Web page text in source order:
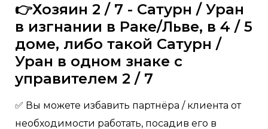
👉Хозяин 2 / 7 - Сатурн / Уран
в изгнании в Раке/Льве, в 4 / 5
доме, либо такой Сатурн /
Уран в одном знаке с
управителем 2 / 7
✅ Вы можете избавить партнёра / клиента от
необходимости работать, посадив его в